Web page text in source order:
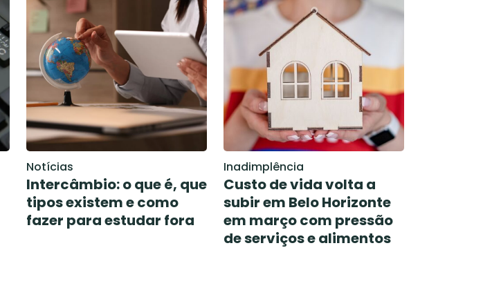
Notícias
Intercâmbio: o que é, que
tipos existem e como
fazer para estudar fora
Inadimplência
Custo de vida volta a
subir em Belo Horizonte
em março com pressão
de serviços e alimentos